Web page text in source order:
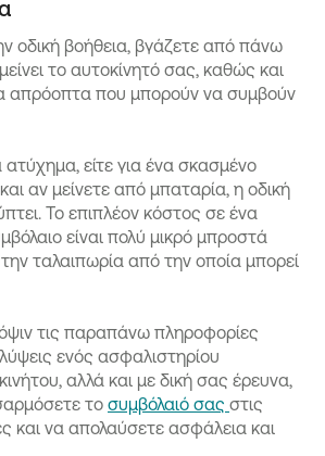
οδική βοήθεια, βγάζετε από πάνω
το αυτοκίνητό σας, καθώς και
απρόοπτα που μπορούν να συμβούν
ατύχημα, είτε για ένα σκασμένο
αν μείνετε από μπαταρία, η οδική
Το επιπλέον κόστος σε ένα
είναι πολύ μικρό μπροστά
ταλαιπωρία από την οποία μπορεί
τις παραπάνω πληροφορίες
ενός ασφαλιστηρίου
αλλά και με δική σας έρευνα,
το συμβόλαιό σας στις
και να απολαύσετε ασφάλεια και